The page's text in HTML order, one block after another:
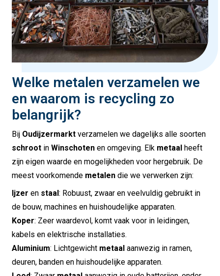
Welke metalen verzamelen we
en waarom is recycling zo
belangrijk?
Bij Oudijzermarkt verzamelen we dagelijks alle soorten
schroot in Winschoten en omgeving. Elk metaal heeft
zijn eigen waarde en mogelijkheden voor hergebruik. De
meest voorkomende metalen die we verwerken zijn:
Ijzer en staal: Robuust, zwaar en veelvuldig gebruikt in
de bouw, machines en huishoudelijke apparaten.
Koper: Zeer waardevol, komt vaak voor in leidingen,
kabels en elektrische installaties.
Aluminium: Lichtgewicht metaal aanwezig in ramen,
deuren, banden en huishoudelijke apparaten.